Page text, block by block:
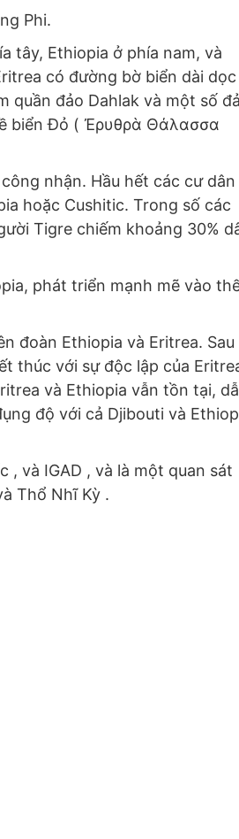
Phi.
tây, Ethiopia ở phía nam, và
có đường bờ biển dài dọc
quần đảo Dahlak và một số
biển Đỏ ( Ἐρυθρὰ Θάλασσα
nhận. Hầu hết các cư dân
hoặc Cushitic. Trong số các
Tigre chiếm khoảng 30%
phát triển mạnh mẽ vào
đoàn Ethiopia và Eritrea. Sau
thúc với sự độc lập của
và Ethiopia vẫn tồn tại,
độ với cả Djibouti và
, và IGAD , và là một quan sát
Thổ Nhĩ Kỳ .